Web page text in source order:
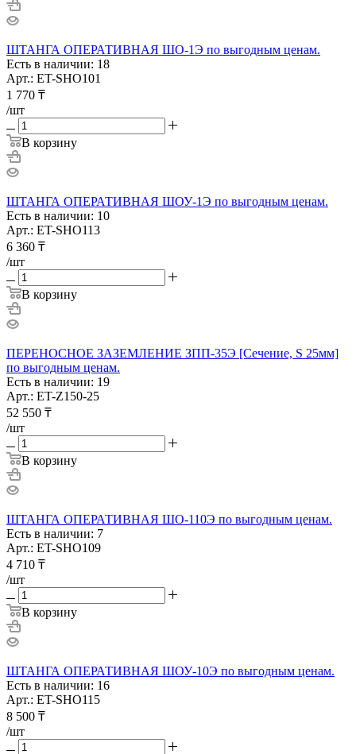
ШТАНГА ОПЕРАТИВНАЯ ШО-1Э по выгодным ценам.
Есть в наличии: 18
Арт.: ET-SHO101
1 770 ₸
/шт
В корзину
ШТАНГА ОПЕРАТИВНАЯ ШОУ-1Э по выгодным ценам.
Есть в наличии: 10
Арт.: ET-SHO113
6 360 ₸
/шт
В корзину
ПЕРЕНОСНОЕ ЗАЗЕМЛЕНИЕ ЗПП-35Э [Сечение, S 25мм]
по выгодным ценам.
Есть в наличии: 19
Арт.: ET-Z150-25
52 550 ₸
/шт
В корзину
ШТАНГА ОПЕРАТИВНАЯ ШО-110Э по выгодным ценам.
Есть в наличии: 7
Арт.: ET-SHO109
4 710 ₸
/шт
В корзину
ШТАНГА ОПЕРАТИВНАЯ ШОУ-10Э по выгодным ценам.
Есть в наличии: 16
Арт.: ET-SHO115
8 500 ₸
/шт